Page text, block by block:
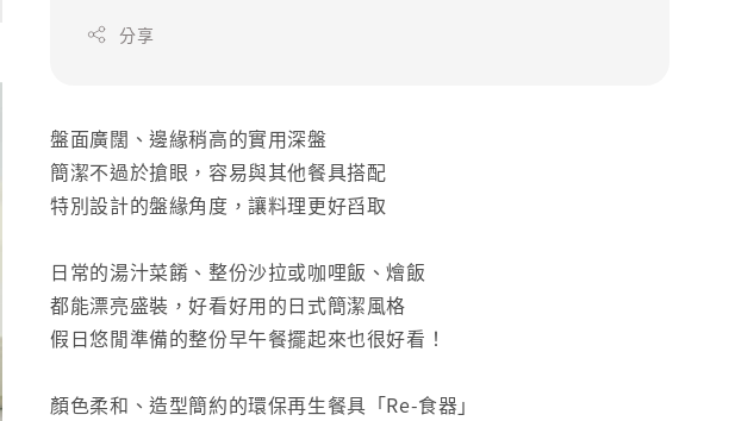
分享
盤面廣闊、邊緣稍高的實用深盤
簡潔不過於搶眼，容易與其他餐具搭配
特別設計的盤緣角度，讓料理更好舀取
日常的湯汁菜餚、整份沙拉或咖哩飯、燴飯
都能漂亮盛裝，好看好用的日式簡潔風格
假日悠閒準備的整份早午餐擺起來也很好看！
顏色柔和、造型簡約的環保再生餐具「Re-食器」